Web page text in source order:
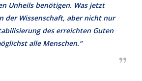
Unheils benötigen. Was jetzt
der Wissenschaft, aber nicht nur
des erreichten Guten
alle Menschen.“